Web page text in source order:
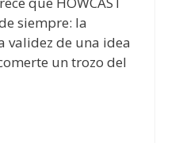
siempre: la
validez de una idea
un trozo del